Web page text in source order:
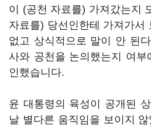
이 (공천 자료를) 가져갔는지
자료를) 당선인한테 가져가서
없고 상식적으로 말이 안 된
사와 공천을 논의했는지 여
인했습니다.
윤 대통령의 육성이 공개된
날 별다른 움직임을 보이지